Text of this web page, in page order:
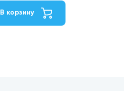
В корзину